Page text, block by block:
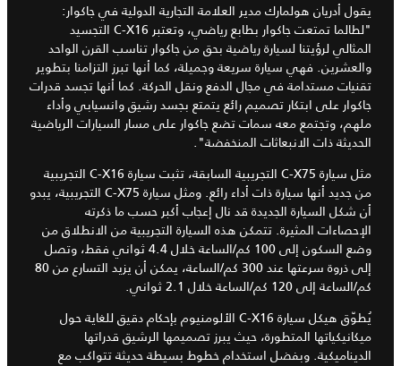
يقول أدريان هولمارك مدير العلامة التجارية الدولية في جاكوار:
"لطالما تمتعت جاكوار بطابع رياضي، وتعتبر C-X16 التجسيد
المثالي لرؤيتنا لسيارة رياضية بحق من جاكوار تناسب القرن الواحد
والعشرين. فهي سيارة سريعة وجميلة، كما أنها تبرز التزامنا بتطوير
تقنيات مستدامة في مجال الدفع ونقل الحركة. كما أنها تجسد قدرات
جاكوار على ابتكار تصميم رائع يتمتع بجسد رشيق وانسيابي وأداء
ملهم، وتجتمع معه سمات تضع جاكوار على مسار السيارات الرياضية
الحديثة ذات الانبعاثات المنخفضة".
مثل سيارة C-X75 التجريبية السابقة، تثبت سيارة C-X16 التجريبية
من جديد أنها سيارة ذات أداء رائع. ومثل سيارة C-X75 التجريبية، يبدو
أن شكل السيارة الجديدة قد نال إعجاب أكبر حسب ما ذكرته
الإحصاءات المثيرة. تتمكن هذه السيارة التجريبية من الانطلاق من
وضع السكون إلى 100 كم/الساعة خلال 4.4 ثواني فقط، وتصل
إلى ذروة سرعتها عند 300 كم/الساعة، يمكن أن يزيد التسارع من 80
كم/الساعة إلى 120 كم/الساعة خلال 2.1 ثواني.
يُطوّق هيكل سيارة C-X16 الألومنيوم بإحكام دقيق للغاية حول
ميكانيكياتها المتطورة، حيث يبرز تصميمها الرشيق قدراتها
الديناميكية. وبفضل استخدام خطوط بسيطة حديثة تتواكب مع